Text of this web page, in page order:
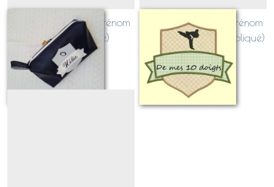
Blason SPORT avec prénom
RUGBY (appliqué)
Sur demande
Blason SPORT avec prénom
ARTS MARTIAUX (appliqué)
Sur demande